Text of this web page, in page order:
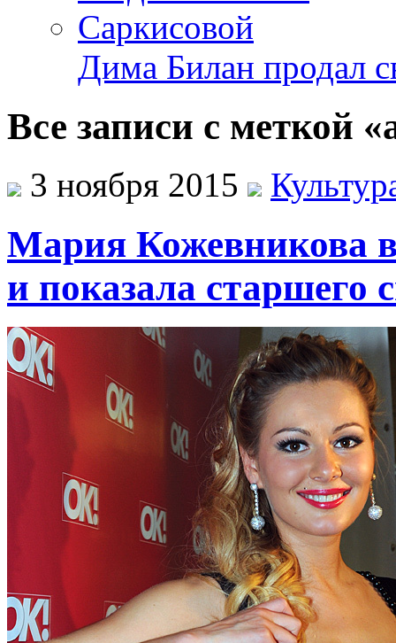
Дима Билан продал
Все записи с меткой
3 ноября 2015
Мария Кожевникова
и показала старшего